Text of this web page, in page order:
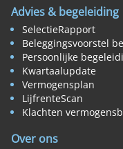
Advies & begeleiding
SelectieRapport
Beleggingsvoorstel
Persoonlijke
Kwartaalupdate
Vermogensplan
LijfrenteScan
Klachten
Over ons